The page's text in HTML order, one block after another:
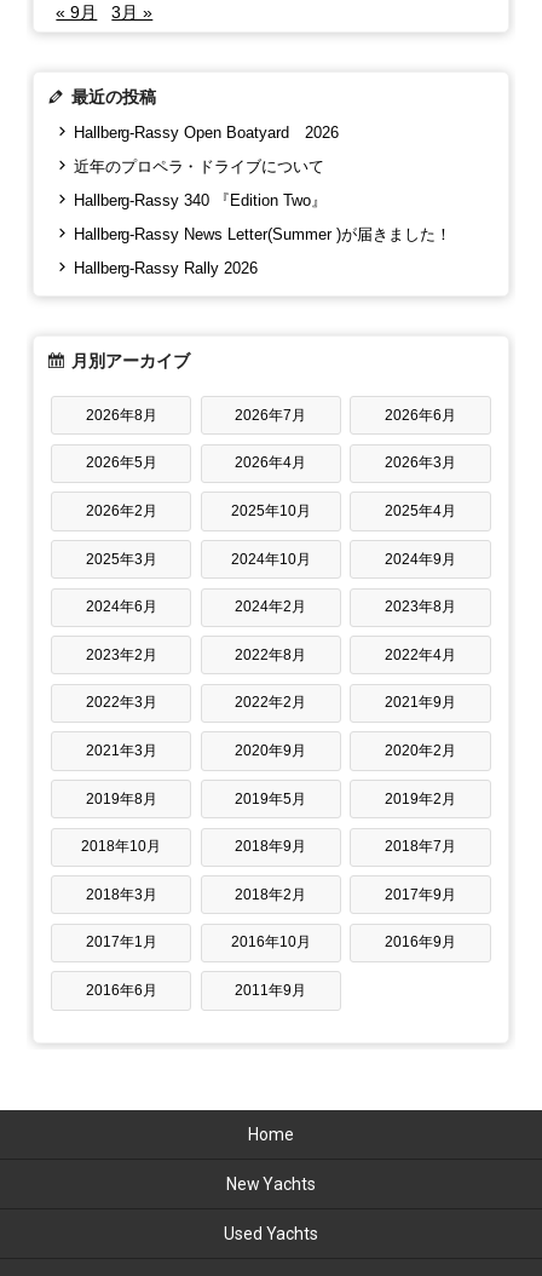
« 9月
3月 »
最近の投稿
Hallberg-Rassy Open Boatyard 2026
近年のプロペラ・ドライブについて
Hallberg-Rassy 340 『Edition Two』
Hallberg-Rassy News Letter(Summer )が届きました！
Hallberg-Rassy Rally 2026
月別アーカイブ
2026年8月 2026年7月 2026年6月
2026年5月 2026年4月 2026年3月
2026年2月 2025年10月 2025年4月
2025年3月 2024年10月 2024年9月
2024年6月 2024年2月 2023年8月
2023年2月 2022年8月 2022年4月
2022年3月 2022年2月 2021年9月
2021年3月 2020年9月 2020年2月
2019年8月 2019年5月 2019年2月
2018年10月 2018年9月 2018年7月
2018年3月 2018年2月 2017年9月
2017年1月 2016年10月 2016年9月
2016年6月 2011年9月
Home
New Yachts
Used Yachts